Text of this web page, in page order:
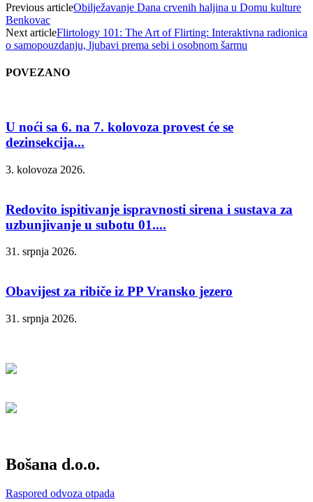
Previous articleObilježavanje Dana crvenih haljina u Domu kulture
Benkovac
Next articleFlirtology 101: The Art of Flirting: Interaktivna radionica
o samopouzdanju, ljubavi prema sebi i osobnom šarmu
POVEZANO
U noći sa 6. na 7. kolovoza provest će se
dezinsekcija...
3. kolovoza 2026.
Redovito ispitivanje ispravnosti sirena i sustava za
uzbunjivanje u subotu 01....
31. srpnja 2026.
Obavijest za ribiče iz PP Vransko jezero
31. srpnja 2026.
Bošana d.o.o.
Raspored odvoza otpada